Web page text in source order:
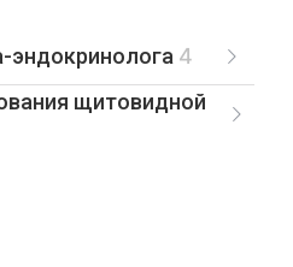
эндокринолога 4
щитовидной